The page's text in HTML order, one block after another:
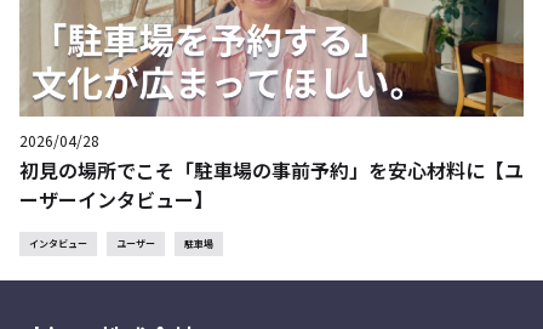
2026/04/28
初見の場所でこそ「駐車場の事前予約」を安心材料に【ユ
ーザーインタビュー】
インタビュー ユーザー 駐車場